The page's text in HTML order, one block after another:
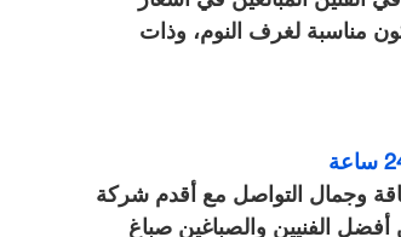
مناسبة لغرف النوم، وذات
وجمال التواصل مع أقدم شركة
الفنيين والصباغين صباغ